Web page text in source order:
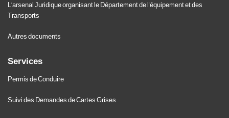
L'arsenal Juridique organisant le Département de l'équipement et des
Transports
Autres documents
Services
Permis de Conduire
Suivi des Demandes de Cartes Grises